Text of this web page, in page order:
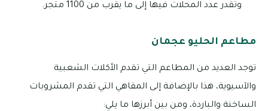
وتقدر عدد المحلات فيها إلى ما يقرب من 1100 متجر.
مطاعم الحليو عجمان
توجد العديد من المطاعم التي تقدم الأكلات الشعبية
والآسيوية، هذا بالإضافة إلى المقاهي التي تقدم المشروبات
الساخنة والباردة، ومن بين أبرزها ما يلي: